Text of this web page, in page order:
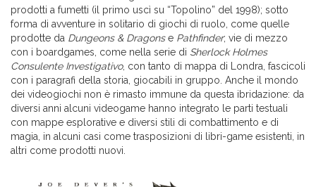
prodotti a fumetti (il primo uscì su “Topolino” del 1998); sotto
forma di avventure in solitario di giochi di ruolo, come quelle
prodotte da Dungeons & Dragonse Pathfinder; vie di mezzo
con i boardgames, come nella serie di Sherlock Holmes
Consulente Investigativo, con tanto di mappa di Londra, fascicoli
con i paragrafi della storia, giocabili in gruppo. Anche il mondo
dei videogiochi non è rimasto immune da questa ibridazione: da
diversi anni alcuni videogame hanno integrato le parti testuali
con mappe esplorative e diversi stili di combattimento e di
magia, in alcuni casi come trasposizioni di libri-game esistenti, in
altri come prodotti nuovi.